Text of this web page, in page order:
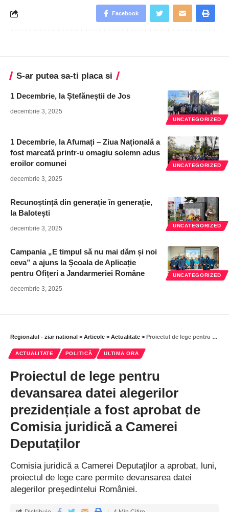
Facebook
S-ar putea sa-ti placa si
UNCATEGORIZED
1 Decembrie, la Ștefăneștii de Jos
decembrie 3, 2025
UNCATEGORIZED
1 Decembrie, la Afumați – Ziua Națională a
fost marcată printr-u omagiu solemn adus
eroilor comunei
decembrie 3, 2025
UNCATEGORIZED
Recunoștință din generație în generație,
la Balotești
decembrie 3, 2025
UNCATEGORIZED
Campania „E timpul să nu mai dăm și noi
ceva” a ajuns la Școala de Aplicație
pentru Ofițeri a Jandarmeriei Române
decembrie 3, 2025
Regionalul - ziar national > Articole > Actualitate > Proiectul de lege pentru devansarea datei alegerilor prezidențiale a fost aprobat de Comisia juridică a Camerei Deputaților
ACTUALITATE POLITICĂ ULTIMA ORA
Proiectul de lege pentru
devansarea datei alegerilor
prezidențiale a fost aprobat de
Comisia juridică a Camerei
Deputaților
Comisia juridică a Camerei Deputaţilor a aprobat, luni,
proiectul de lege care permite devansarea datei
alegerilor preşedintelui României.